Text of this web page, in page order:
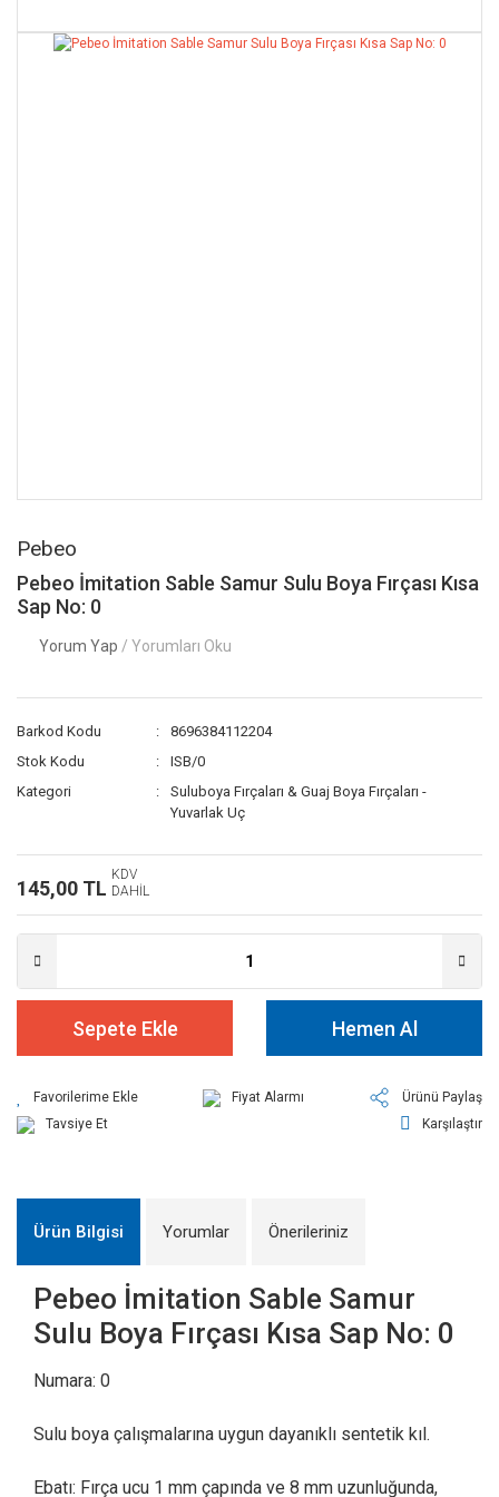
Pebeo
Pebeo İmitation Sable Samur Sulu Boya Fırçası Kısa
Sap No: 0
Yorum Yap / Yorumları Oku
Barkod Kodu
8696384112204
Stok Kodu
ISB/0
Kategori
Suluboya Fırçaları & Guaj Boya Fırçaları -
Yuvarlak Uç
145,00 TL
KDV
DAHİL
Sepete Ekle Hemen Al
Fiyat Alarmı
Ürünü Paylaş
Tavsiye Et
Karşılaştır
Ürün Bilgisi Yorumlar Önerileriniz
Pebeo İmitation Sable Samur
Sulu Boya Fırçası Kısa Sap No: 0
Numara: 0
Sulu boya çalışmalarına uygun dayanıklı sentetik kıl.
Ebatı: Fırça ucu 1 mm çapında ve 8 mm uzunluğunda,